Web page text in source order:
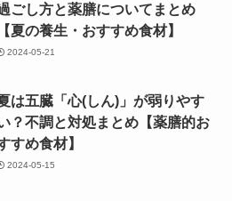
ごし方と薬膳についてまとめ
【夏の養生・おすすめ食材】
2024-05-21
は五臓「心(しん)」が弱りやす
？不調と対処まとめ【薬膳的お
すめ食材】
2024-05-15